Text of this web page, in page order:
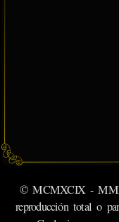
© MCMXCIX -
reproducción total o